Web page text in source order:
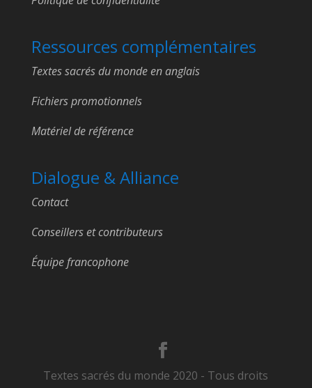
Ressources complémentaires
Textes sacrés du monde en anglais
Fichiers promotionnels
Matériel de référence
Dialogue & Alliance
Contact
Conseillers et contributeurs
Équipe francophone
Textes sacrés du monde 2020 - Tous droits